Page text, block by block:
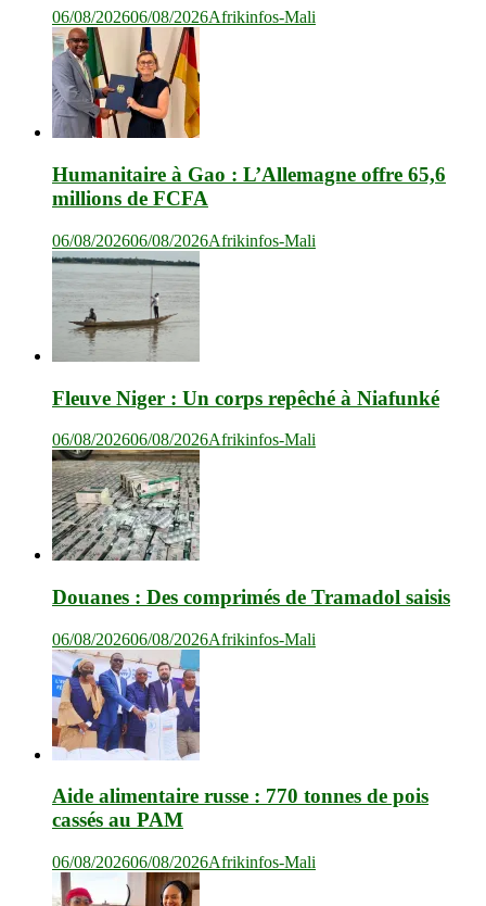
06/08/202606/08/2026Afrikinfos-Mali
Humanitaire à Gao : L’Allemagne offre 65,6
millions de FCFA
06/08/202606/08/2026Afrikinfos-Mali
Fleuve Niger : Un corps repêché à Niafunké
06/08/202606/08/2026Afrikinfos-Mali
Douanes : Des comprimés de Tramadol saisis
06/08/202606/08/2026Afrikinfos-Mali
Aide alimentaire russe : 770 tonnes de pois
cassés au PAM
06/08/202606/08/2026Afrikinfos-Mali